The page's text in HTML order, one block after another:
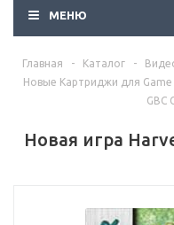
МЕНЮ
Главная - Каталог -
Новые Картриджи для Game
GBC
Новая игра